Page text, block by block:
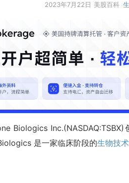
2023年7月22日 美股百科
Biologics
是一家临床阶段的生物技